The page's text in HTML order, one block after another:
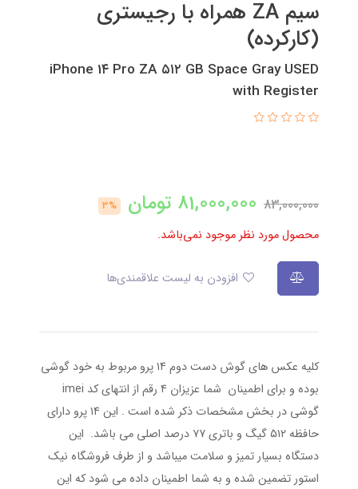
سیم ZA همراه با رجیستری
(کارکرده)
iPhone 1۴ Pro ZA ۵۱۲ GB Space Gray USED
with Register
83,000,000
81,000,000 تومان 3%
محصول مورد نظر موجود نمی‌باشد.
کلیه عکس های گوش دست دوم ۱۴ پرو مربوط به خود گوشی
بوده و برای اطمینان شما عزیزان ۴ رقم از انتهای کد imei
گوشی در بخش مشخصات ذکر شده است . این ۱۴ پرو دارای
حافظه ۵۱۲ گیگ و باتری ۷۷ درصد اصلی می باشد. این
دستگاه بسیار تمیز و سلامت میباشد و از طرف فروشگاه نیک
استور تضمین شده و به شما اطمینان داده می شود که این